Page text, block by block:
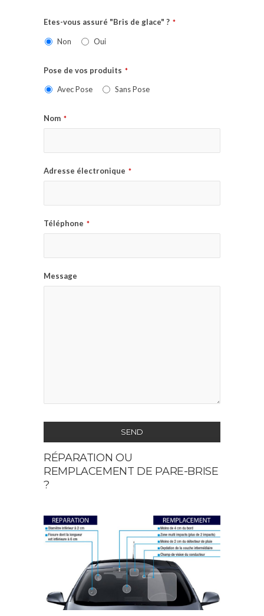
Etes-vous assuré "Bris de glace" ? *
Non Oui
Pose de vos produits *
Avec Pose Sans Pose
Nom *
Adresse électronique *
Téléphone *
Message
SEND
This
field
should
left
blank
RÉPARATION OU
REMPLACEMENT DE PARE-BRISE
?